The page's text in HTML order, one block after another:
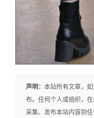
声明： 本站所有文章，
布。任何个人或组织，
采集、发布本站内容到